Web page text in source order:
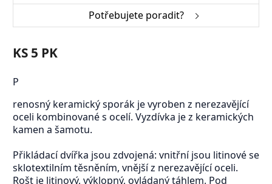
Potřebujete poradit?
KS 5 PK
P
renosný keramický sporák je vyroben z nerezavějící
oceli kombinované s ocelí. Vyzdívka je z keramických
kamen a šamotu.
Přikládací dvířka jsou zdvojená: vnitřní jsou litinové se
sklotextilním těsněním, vnější z nerezavějící oceli.
Rošt je litinový, výklopný, ovládaný táhlem. Pod